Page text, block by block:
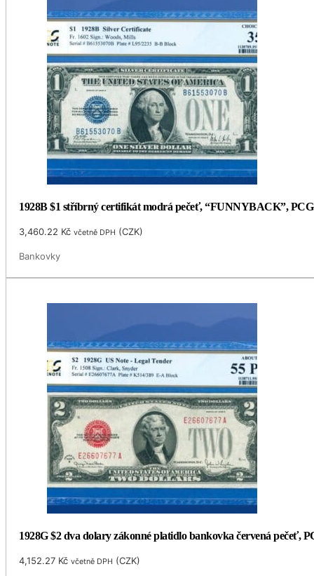
1928B $1 stříbrný certifikát modrá pečeť, “FUNNYBACK”,
3,460.22 Kč včetně DPH (CZK)
Bankovky
1928G $2 dva dolary zákonné platidlo bankovka červená pečeť,
4,152.27 Kč včetně DPH (CZK)